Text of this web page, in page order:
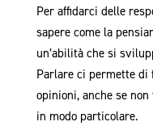
Per affidarci delle
sapere come la
un’abilità che si
Parlare ci permette di
opinioni, anche se
in modo particolare.